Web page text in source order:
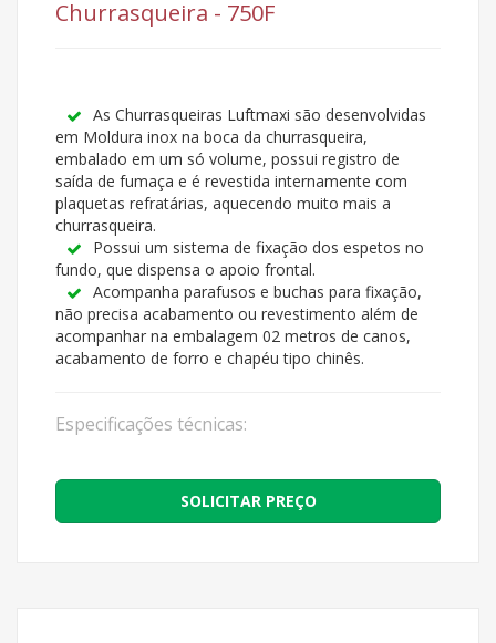
Churrasqueira - 750F
As Churrasqueiras Luftmaxi são desenvolvidas
em Moldura inox na boca da churrasqueira,
embalado em um só volume, possui registro de
saída de fumaça e é revestida internamente com
plaquetas refratárias, aquecendo muito mais a
churrasqueira.
Possui um sistema de fixação dos espetos no
fundo, que dispensa o apoio frontal.
Acompanha parafusos e buchas para fixação,
não precisa acabamento ou revestimento além de
acompanhar na embalagem 02 metros de canos,
acabamento de forro e chapéu tipo chinês.
Especificações técnicas:
SOLICITAR PREÇO